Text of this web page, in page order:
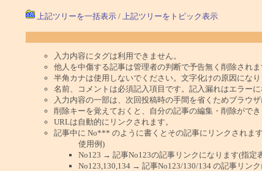
上記ツリーを一括表示/ 上記ツリーをトピック表示
入力内容にタグは利用できません。
他人を中傷する記事は管理者の判断で予告無く削除されま
半角カナは使用しないでください。文字化けの原因になり
名前、コメントは必須記入項目です。記入漏れはエラーに
入力内容の一部は、次回投稿時の手間を省くためブラウザ
削除キーを覚えておくと、自分の記事の編集・削除ができ
URLは自動的にリンクされます。
記事中に No*** のように書くとその記事にリンクされま
使用例)
No123 → 記事No123の記事リンクになります(指定
No123,130,134 → 記事No123/130/134 の記事リンク